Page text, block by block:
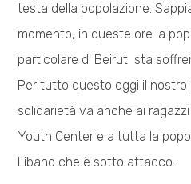
testa della popolazione.
momento, in queste ore la
particolare di Beirut sta
Per tutto questo oggi il nostro
solidarietà va anche ai
Youth Center e a tutta la
Libano che è sotto attacco.